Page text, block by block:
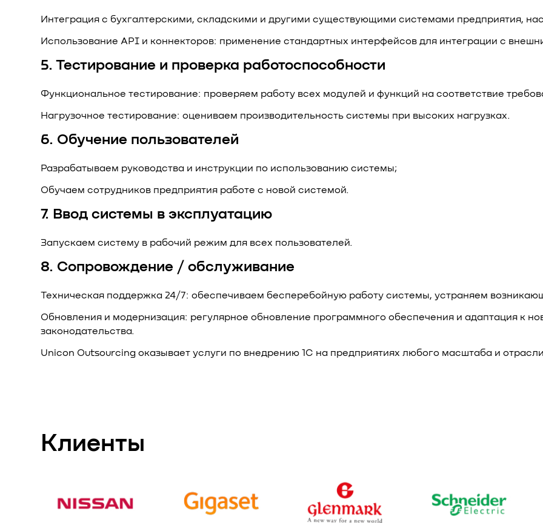
Интеграция с бухгалтерскими, складскими и другими существующими системами предприятия,
Использование API и коннекторов: применение стандартных интерфейсов для интеграции с
5. Тестирование и проверка работоспособности
Функциональное тестирование: проверяем работу всех модулей и функций на соответствие
Нагрузочное тестирование: оцениваем производительность системы при высоких нагрузках.
6. Обучение пользователей
Разрабатываем руководства и инструкции по использованию системы;
Обучаем сотрудников предприятия работе с новой системой.
7. Ввод системы в эксплуатацию
Запускаем систему в рабочий режим для всех пользователей.
8. Сопровождение / обслуживание
Техническая поддержка 24/7: обеспечиваем бесперебойную работу системы, устраняем
Обновления и модернизация: регулярное обновление программного обеспечения и адаптация к
законодательства.
Unicon Outsourcing оказывает услуги по внедрению 1C на предприятиях любого масштаба и
Клиенты